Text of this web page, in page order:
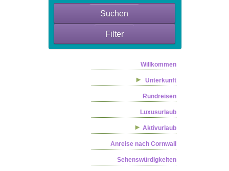
Suchen
Filter
Willkommen
Unterkunft
Rundreisen
Luxusurlaub
Aktivurlaub
Anreise nach Cornwall
Sehenswürdigkeiten